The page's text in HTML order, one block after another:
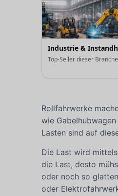
Industrie &
Top-Seller dieser
Rollfahrwerke
wie
Lasten sind auf
Die Last wird
die Last, desto
oder noch so
oder